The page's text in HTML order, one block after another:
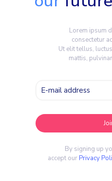
Lorem ipsum
consectetur
Ut elit tellus,
mattis,
By signing up
accept our Privacy